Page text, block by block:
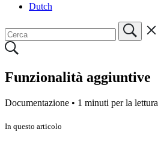
Dutch
Funzionalità aggiuntive
Documentazione • 1 minuti per la lettura
In questo articolo